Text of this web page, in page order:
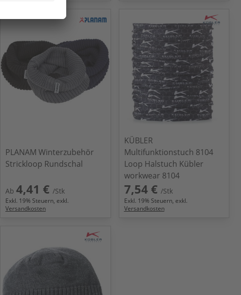
PLANAM Winterzubehör
Strickloop Rundschal
Ab 4,41 € /Stk
Exkl. 19% Steuern, exkl.
Versandkosten
KÜBLER
Multifunktionstuch 8104
Loop Halstuch Kübler
workwear 8104
7,54 € /Stk
Exkl. 19% Steuern, exkl.
Versandkosten